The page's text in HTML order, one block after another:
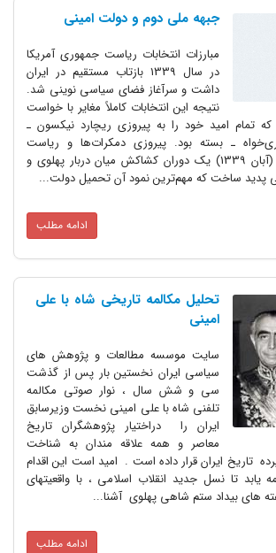
جبهه ملی دوم و دولت امینی
مبارزات انتخابات ریاست جمهوری آمریکا
در سال 1339 بازتاب مستقیم در ایران
داشت و سرآغاز فضای سیاسی نوینی شد.
نتیجه این انتخابات کاملاً مغایر با خواست
تمام امید خود را به پیروزی ریچارد نیکسون ـ
ـ بسته بود. پیروزی دمکرات‌ها و ریاست
جمهوری جان کندی (آبان 1339) یک دوران کشاکش میان دربار پهلوی و
پدید ساخت که مهم‌ترین نمود آن تحمیل دولت...
ادامه مطلب
تحلیل مکالمه تاریخی شاه با علی
امینی
سایت موسسه مطالعات و پژوهش های
سیاسی ایران نخستین بار پس از گذشت
سی و شش سال ، نوار صوتی مکالمه
تلفنی شاه با علی امینی نخست وزیرسابق
ایران را دراختیار پژوهشگران تاریخ
معاصر و همه علاقه مندان به شناخت
ایران قرار داده است . امید است این اقدام
یابد تا نسل جدید انقلاب اسلامی ، با واقعیتهای
های بیداد ستم شاهی پهلوی آشنا...
ادامه مطلب